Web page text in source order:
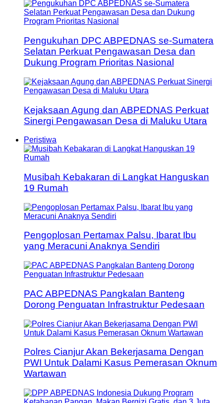
Pengukuhan DPC ABPEDNAS se-Sumatera
Selatan Perkuat Pengawasan Desa dan
Dukung Program Prioritas Nasional
Kejaksaan Agung dan ABPEDNAS Perkuat
Sinergi Pengawasan Desa di Maluku Utara
Peristiwa
Musibah Kebakaran di Langkat Hanguskan
19 Rumah
Pengoplosan Pertamax Palsu, Ibarat Ibu
yang Meracuni Anaknya Sendiri
PAC ABPEDNAS Pangkalan Banteng
Dorong Penguatan Infrastruktur Pedesaan
Polres Cianjur Akan Bekerjasama Dengan
PWI Untuk Dalami Kasus Pemerasan Oknum
Wartawan